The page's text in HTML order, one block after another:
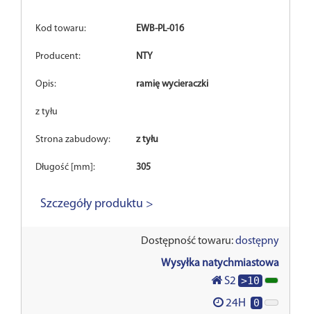
Kod towaru: EWB-PL-016
Producent: NTY
Opis: ramię wycieraczki
z tyłu
Strona zabudowy: z tyłu
Długość [mm]: 305
Szczegóły produktu >
Dostępność towaru:dostępny
Wysyłka natychmiastowa
S2 >10
24H 0